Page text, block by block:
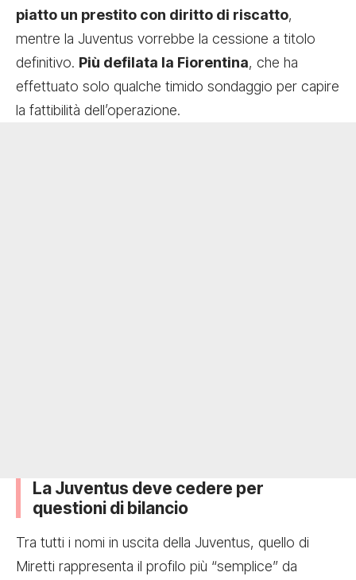
piatto un prestito con diritto di riscatto,
mentre la Juventus vorrebbe la cessione a titolo
definitivo. Più defilata la Fiorentina, che ha
effettuato solo qualche timido sondaggio per capire
la fattibilità dell’operazione.
La Juventus deve cedere per
questioni di bilancio
Tra tutti i nomi in uscita della Juventus, quello di
Miretti rappresenta il profilo più “semplice” da